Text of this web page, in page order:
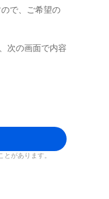
で、ご希望の
次の画面で内容
があります。